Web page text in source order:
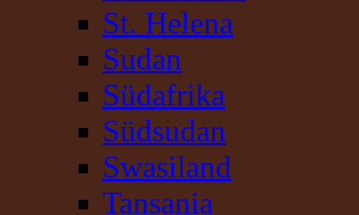
St. Helena
Sudan
Südafrika
Südsudan
Swasiland
Tansania